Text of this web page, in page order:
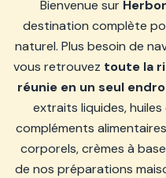
Bienvenue sur
destination complète
naturel. Plus besoin de
vous retrouvez toute la
réunie en un seul
extraits liquides,
compléments
corporels, crèmes à
de nos préparations